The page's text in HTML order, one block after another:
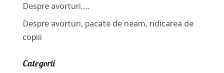
Despre avorturi….
Despre avorturi, pacate de neam, ridicarea de
copiii
Categorii